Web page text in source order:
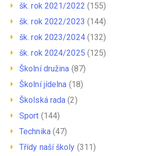
šk. rok 2021/2022 (155)
šk. rok 2022/2023 (144)
šk. rok 2023/2024(132)
šk. rok 2024/2025 (125)
Školní družina (87)
Školní jídelna (18)
Školská rada (2)
Sport (144)
Technika(47)
Třídy naší školy (311)